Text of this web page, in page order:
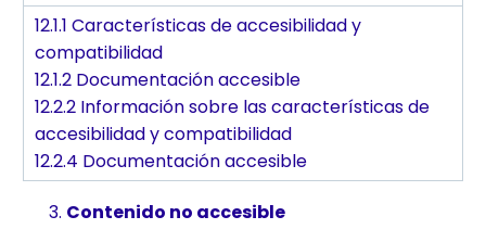
12.1.1 Características de accesibilidad y
compatibilidad
12.1.2 Documentación accesible
12.2.2 Información sobre las características de
accesibilidad y compatibilidad
12.2.4 Documentación accesible
Contenido no accesible